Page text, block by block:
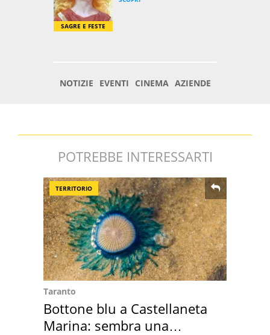
POTREBBE INTERESSARTI
TERRITORIO
Taranto
Bottone blu a Castellaneta
Marina: sembra una